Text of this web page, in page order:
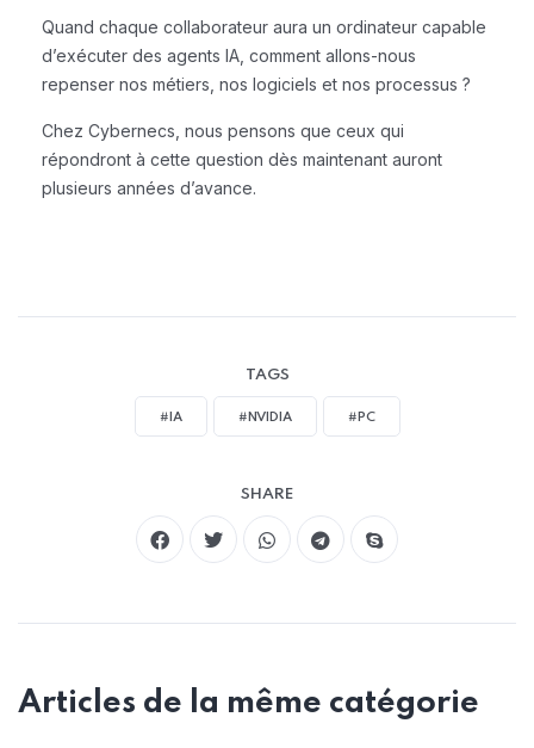
Quand chaque collaborateur aura un ordinateur capable
d’exécuter des agents IA, comment allons-nous
repenser nos métiers, nos logiciels et nos processus ?
Chez Cybernecs, nous pensons que ceux qui
répondront à cette question dès maintenant auront
plusieurs années d’avance.
TAGS
#IA #NVIDIA #PC
SHARE
Articles de la même catégorie